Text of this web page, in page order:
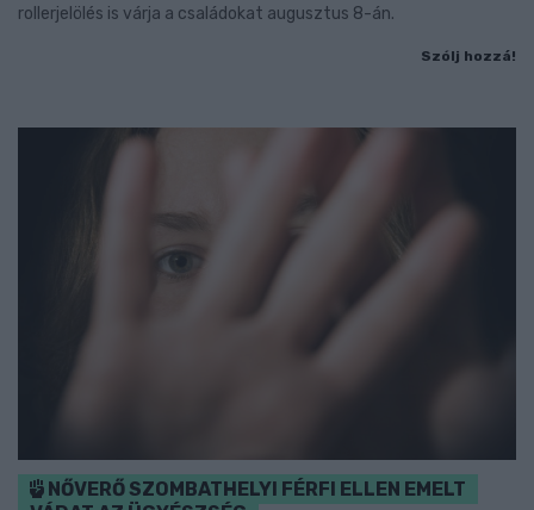
rollerjelölés is várja a családokat augusztus 8-án.
Szólj hozzá!
NŐVERŐ SZOMBATHELYI FÉRFI ELLEN EMELT